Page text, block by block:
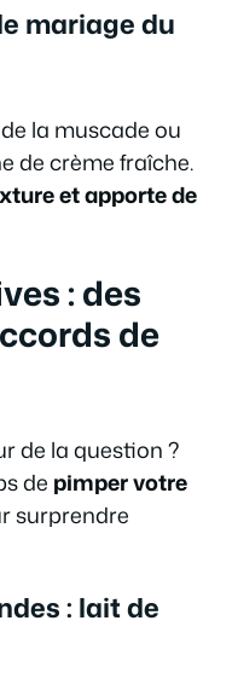
mariage du
la muscade ou
de crème fraîche.
et apporte de
: des
de
de la question ?
de pimper votre
surprendre
: lait de